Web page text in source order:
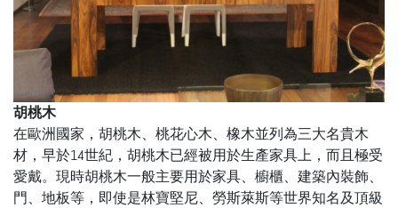
胡桃木
在歐洲國家，胡桃木、桃花心木、橡木並列為三大名貴木
材，早於14世紀，胡桃木已經被用於生產家具上，而且極受
愛戴。現時胡桃木一般主要用於家具、櫥櫃、建築內裝飾、
門、地板等，即使是林寶堅尼、勞斯萊斯等世界知名及頂級